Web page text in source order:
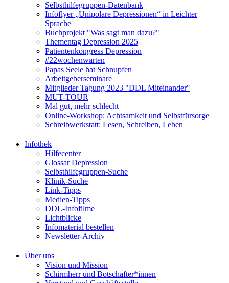
Selbsthilfegruppen-Datenbank
Infoflyer „Unipolare Depressionen“ in Leichter
Sprache
Buchprojekt "Was sagt man dazu?"
Thementag Depression 2025
Patientenkongress Depression
#22wochenwarten
Papas Seele hat Schnupfen
Arbeitgeberseminare
Mitglieder Tagung 2023 "DDL Miteinander"
MUT-TOUR
Mal gut, mehr schlecht
Online-Workshop: Achtsamkeit und Selbstfürsorge
Schreibwerkstatt: Lesen, Schreiben, Leben
Infothek
Hilfecenter
Glossar Depression
Selbsthilfegruppen-Suche
Klinik-Suche
Link-Tipps
Medien-Tipps
DDL-Infofilme
Lichtblicke
Infomaterial bestellen
Newsletter-Archiv
Über uns
Vision und Mission
Schirmherr und Botschafter*innen